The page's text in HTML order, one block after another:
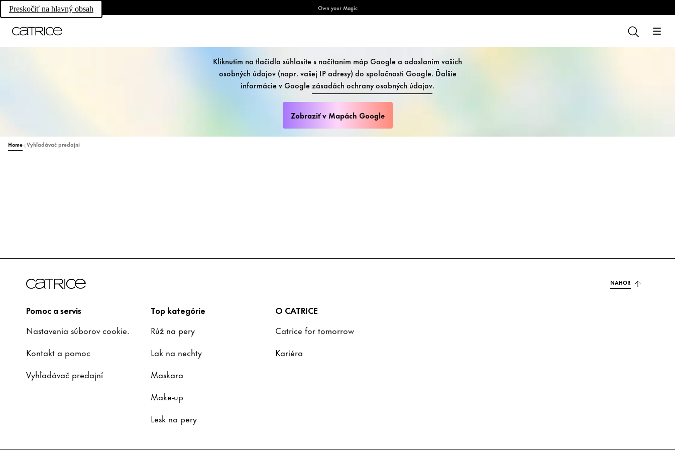
Preskočiť na hlavný obsah Own your Magic
Kliknutím na tlačidlo súhlasíte s načítaním máp Google a odoslaním vašich
osobných údajov (napr. vašej IP adresy) do spoločnosti Google. Ďalšie
informácie v Google zásadách ochrany osobných údajov.
Zobraziť v Mapách Google
Home Vyhľadávač predajní
NAHOR
Pomoc a servis
Nastavenia súborov cookie.
Kontakt a pomoc
Vyhľadávač predajní
Top kategórie
Rúž na pery
Lak na nechty
Maskara
Make-up
Lesk na pery
O CATRICE
Catrice for tomorrow
Kariéra